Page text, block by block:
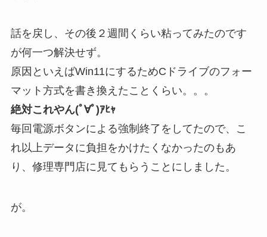
話を戻し、その後２週間くらい粘ってみたのです
が何一つ解決せず。
原因といえばWin11にするためCドライブのフォー
マット方式を書き換えたことくらい。。。
絶対これやん(ﾟ∀ﾟ)ｱﾋｬ
毎回電源ボタンによる強制終了をしてたので、こ
れ以上データに負担をかけたくなかったのもあ
り、修理専門店に見てもらうことにしました。
が。